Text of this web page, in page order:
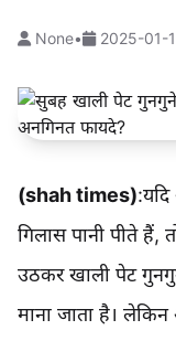
None• 2025-01-
(shah times)
गिलास पानी पीते
उठकर खाली पेट
माना जाता है।